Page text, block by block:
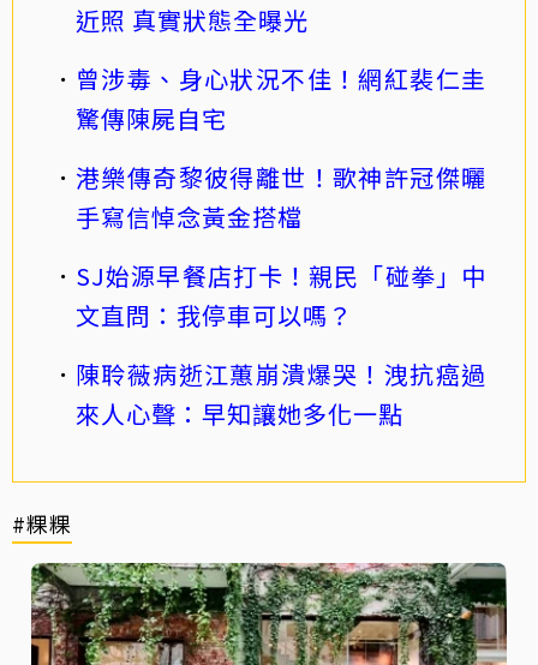
近照 真實狀態全曝光
曾涉毒、身心狀況不佳！網紅裴仁圭
驚傳陳屍自宅
港樂傳奇黎彼得離世！歌神許冠傑曬
手寫信悼念黃金搭檔
SJ始源早餐店打卡！親民「碰拳」中
文直問：我停車可以嗎？
陳聆薇病逝江蕙崩潰爆哭！洩抗癌過
來人心聲：早知讓她多化一點
#粿粿